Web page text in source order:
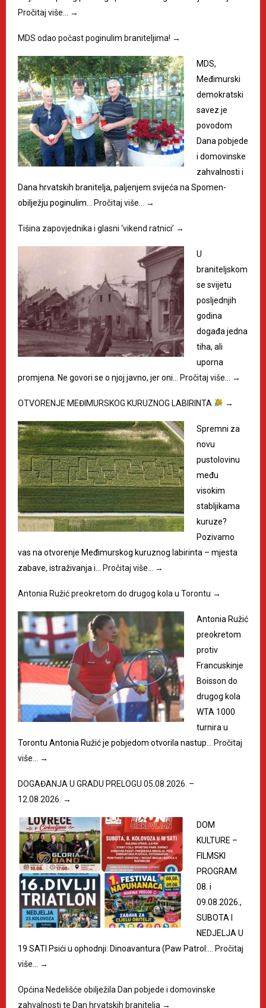
Pročitaj više…
→
MDS odao počast poginulim braniteljima! →
MDS,
Međimurski
demokratski
savez je
povodom
Dana pobjede
i domovinske
zahvalnosti i
Dana hrvatskih branitelja, paljenjem svijeća na Spomen-
obilježju poginulim… Pročitaj više… →
Tišina zapovjednika i glasni ‘vikend ratnici’ →
U
braniteljskom
se svijetu
posljednjih
godina
događa jedna
tiha, ali
uporna
promjena. Ne govori se o njoj javno, jer oni… Pročitaj više… →
OTVORENJE MEĐIMURSKOG KURUZNOG LABIRINTA →
Spremni za
novu
pustolovinu
među
visokim
stabljikama
kuruze?
Pozivamo
vas na otvorenje Međimurskog kuruznog labirinta – mjesta
zabave, istraživanja i… Pročitaj više… →
Antonia Ružić preokretom do drugog kola u Torontu →
Antonia Ružić
preokretom
protiv
Francuskinje
Boisson do
drugog kola
WTA 1000
turnira u
Torontu Antonia Ružić je pobjedom otvorila nastup… Pročitaj
više…
→
DOGAĐANJA U GRADU PRELOGU 05.08.2026. –
12.08.2026. →
DOM
KULTURE –
FILMSKI
PROGRAM
08. i
09.08.2026.,
SUBOTA I
NEDJELJA U
19 SATI Psići u ophodnji: Dinoavantura (Paw Patrol:… Pročitaj
više…
→
Općina Nedelišće obilježila Dan pobjede i domovinske
zahvalnosti te Dan hrvatskih branitelja →